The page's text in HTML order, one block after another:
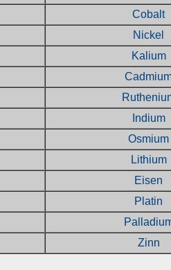
Cobalt
Nickel
Kalium
Indium
Osmium
Lithium
Eisen
Platin
Zinn